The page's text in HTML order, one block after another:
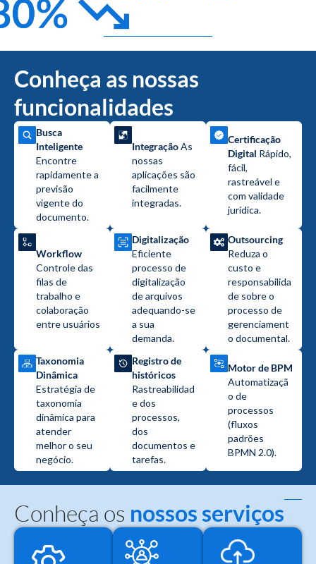
Conheça as nossas
funcionalidades
Busca
Inteligente
Encontre
rapidamente a
previsão
vigente do
documento.
IntegraçãoAs
nossas
aplicações são
facilmente
integradas.
Certificação
Digital Rápido,
fácil,
rastreável e
com validade
jurídica.
Workflow
Controle das
filas de
trabalho e
colaboração
entre usuários
Digitalização
Eficiente
processo de
digitalização
de arquivos
adequando-se
a sua
demanda.
Outsourcing
Reduza o
custo e
responsabilida
de sobre o
processo de
gerenciament
o documental.
Taxonomia
Dinâmica
Estratégia de
taxonomia
dinâmica para
atender
melhor o seu
negócio.
Registro de
históricos
Rastreabilidad
e dos
processos,
dos
documentos e
tarefas.
Motor de BPM
Automatizaçã
o de
processos
(fluxos
padrões
BPMN 2.0).
Conheça os nossos serviços